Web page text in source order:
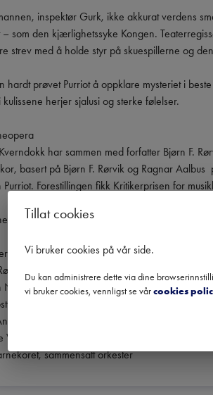
inspektør Gurk, ikke akkurat verdens
– som den kjærlighetssyke Kongen.
strev med å holde styr på skuespillerne og
hardt prøvet Purriot å oppklare mysteriet i
herjer sjalusi og sterke følelser.
har sammen med forfatter Bjørn F.
basert på Bjørn F. Rørvik og Ragnar
Forestillingen fikk Kritikerprisen for
seg best for barn mellom 5 og 12 år.
Nedregaard
Chinelle Markovic
Wiig Andersen
sammensatt orkester
Tillat cookies
Vi bruker cookies på vår side.
Du kan administrere dette via dine
vi bruker cookies, vennligst se vårcookies